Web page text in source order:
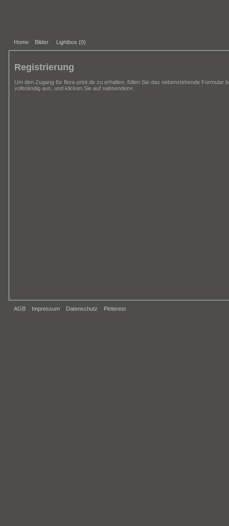
Home Bilder Lightbox (0)
AGB Impressum Datenschutz Pinterest
Registrierung
Um den Zugang für flora-print.de zu erhalten, füllen Sie das nebenstehende Formular
vollständig aus, und klicken Sie auf »absenden«.